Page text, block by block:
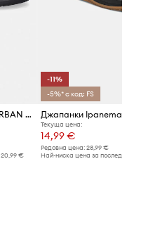
Ipanema джапанки мъжки URBAN THONG
20,99 €
-11%
-5%* с код: FS
Джапанки Ipanema
Текуща цена:
14,99 €
Редовна цена: 28,99 €
Най-ниска цена за последните 30